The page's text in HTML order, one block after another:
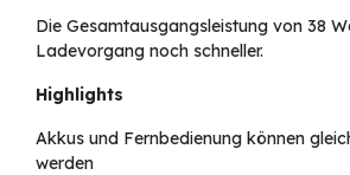
Die Gesamtausgangsleistung von 38
Ladevorgang noch schneller.
Highlights
Akkus und Fernbedienung können
werden